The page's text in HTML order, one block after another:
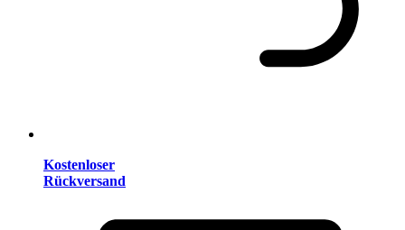
Kostenloser
Rückversand